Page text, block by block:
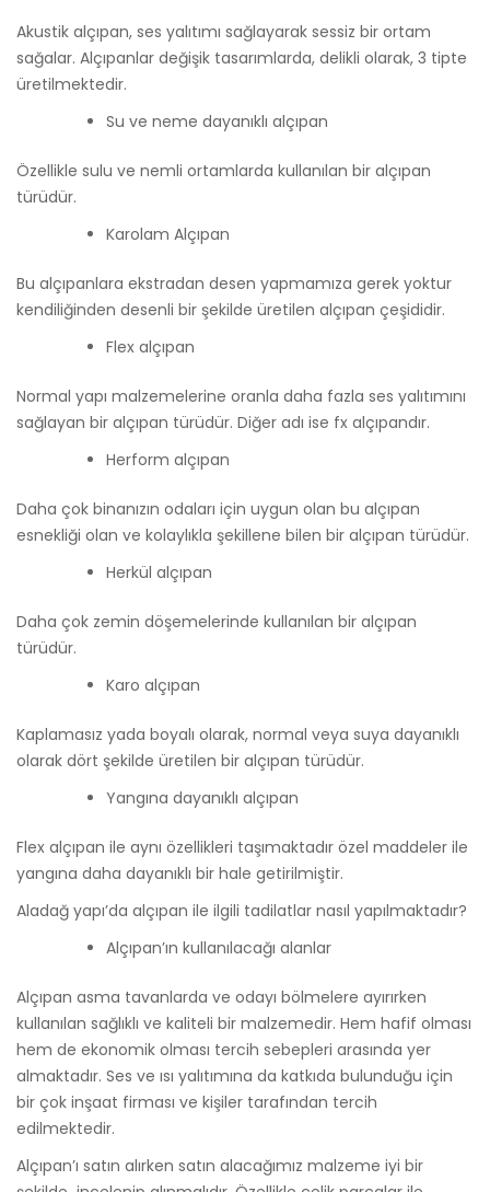
Akustik alçıpan, ses yalıtımı sağlayarak sessiz bir ortam
sağalar. Alçıpanlar değişik tasarımlarda, delikli olarak, 3 tipte
üretilmektedir.
Su ve neme dayanıklı alçıpan
Özellikle sulu ve nemli ortamlarda kullanılan bir alçıpan
türüdür.
Karolam Alçıpan
Bu alçıpanlara ekstradan desen yapmamıza gerek yoktur
kendiliğinden desenli bir şekilde üretilen alçıpan çeşididir.
Flex alçıpan
Normal yapı malzemelerine oranla daha fazla ses yalıtımını
sağlayan bir alçıpan türüdür. Diğer adı ise fx alçıpandır.
Herform alçıpan
Daha çok binanızın odaları için uygun olan bu alçıpan
esnekliği olan ve kolaylıkla şekillene bilen bir alçıpan türüdür.
Herkül alçıpan
Daha çok zemin döşemelerinde kullanılan bir alçıpan
türüdür.
Karo alçıpan
Kaplamasız yada boyalı olarak, normal veya suya dayanıklı
olarak dört şekilde üretilen bir alçıpan türüdür.
Yangına dayanıklı alçıpan
Flex alçıpan ile aynı özellikleri taşımaktadır özel maddeler ile
yangına daha dayanıklı bir hale getirilmiştir.
Aladağ yapı’da alçıpan ile ilgili tadilatlar nasıl yapılmaktadır?
Alçıpan’ın kullanılacağı alanlar
Alçıpan asma tavanlarda ve odayı bölmelere ayırırken
kullanılan sağlıklı ve kaliteli bir malzemedir. Hem hafif olması
hem de ekonomik olması tercih sebepleri arasında yer
almaktadır. Ses ve ısı yalıtımına da katkıda bulunduğu için
bir çok inşaat firması ve kişiler tarafından tercih
edilmektedir.
Alçıpan’ı satın alırken satın alacağımız malzeme iyi bir